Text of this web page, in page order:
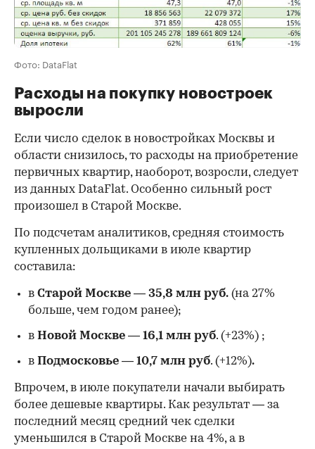
Фото: DataFlat
Расходы на покупку новостроек
выросли
Если число сделок в новостройках Москвы и
области снизилось, то расходы на приобретение
первичных квартир, наоборот, возросли, следует
из данных DataFlat. Особенно сильный рост
произошел в Старой Москве.
По подсчетам аналитиков, средняя стоимость
купленных дольщиками в июле квартир
составила:
в Старой Москве — 35,8 млн руб. (на 27%
больше, чем годом ранее);
в Новой Москве — 16,1 млн руб. (+23%) ;
в Подмосковье — 10,7 млн руб. (+12%).
Впрочем, в июле покупатели начали выбирать
более дешевые квартиры. Как результат — за
последний месяц средний чек сделки
уменьшился в Старой Москве на 4%, а в